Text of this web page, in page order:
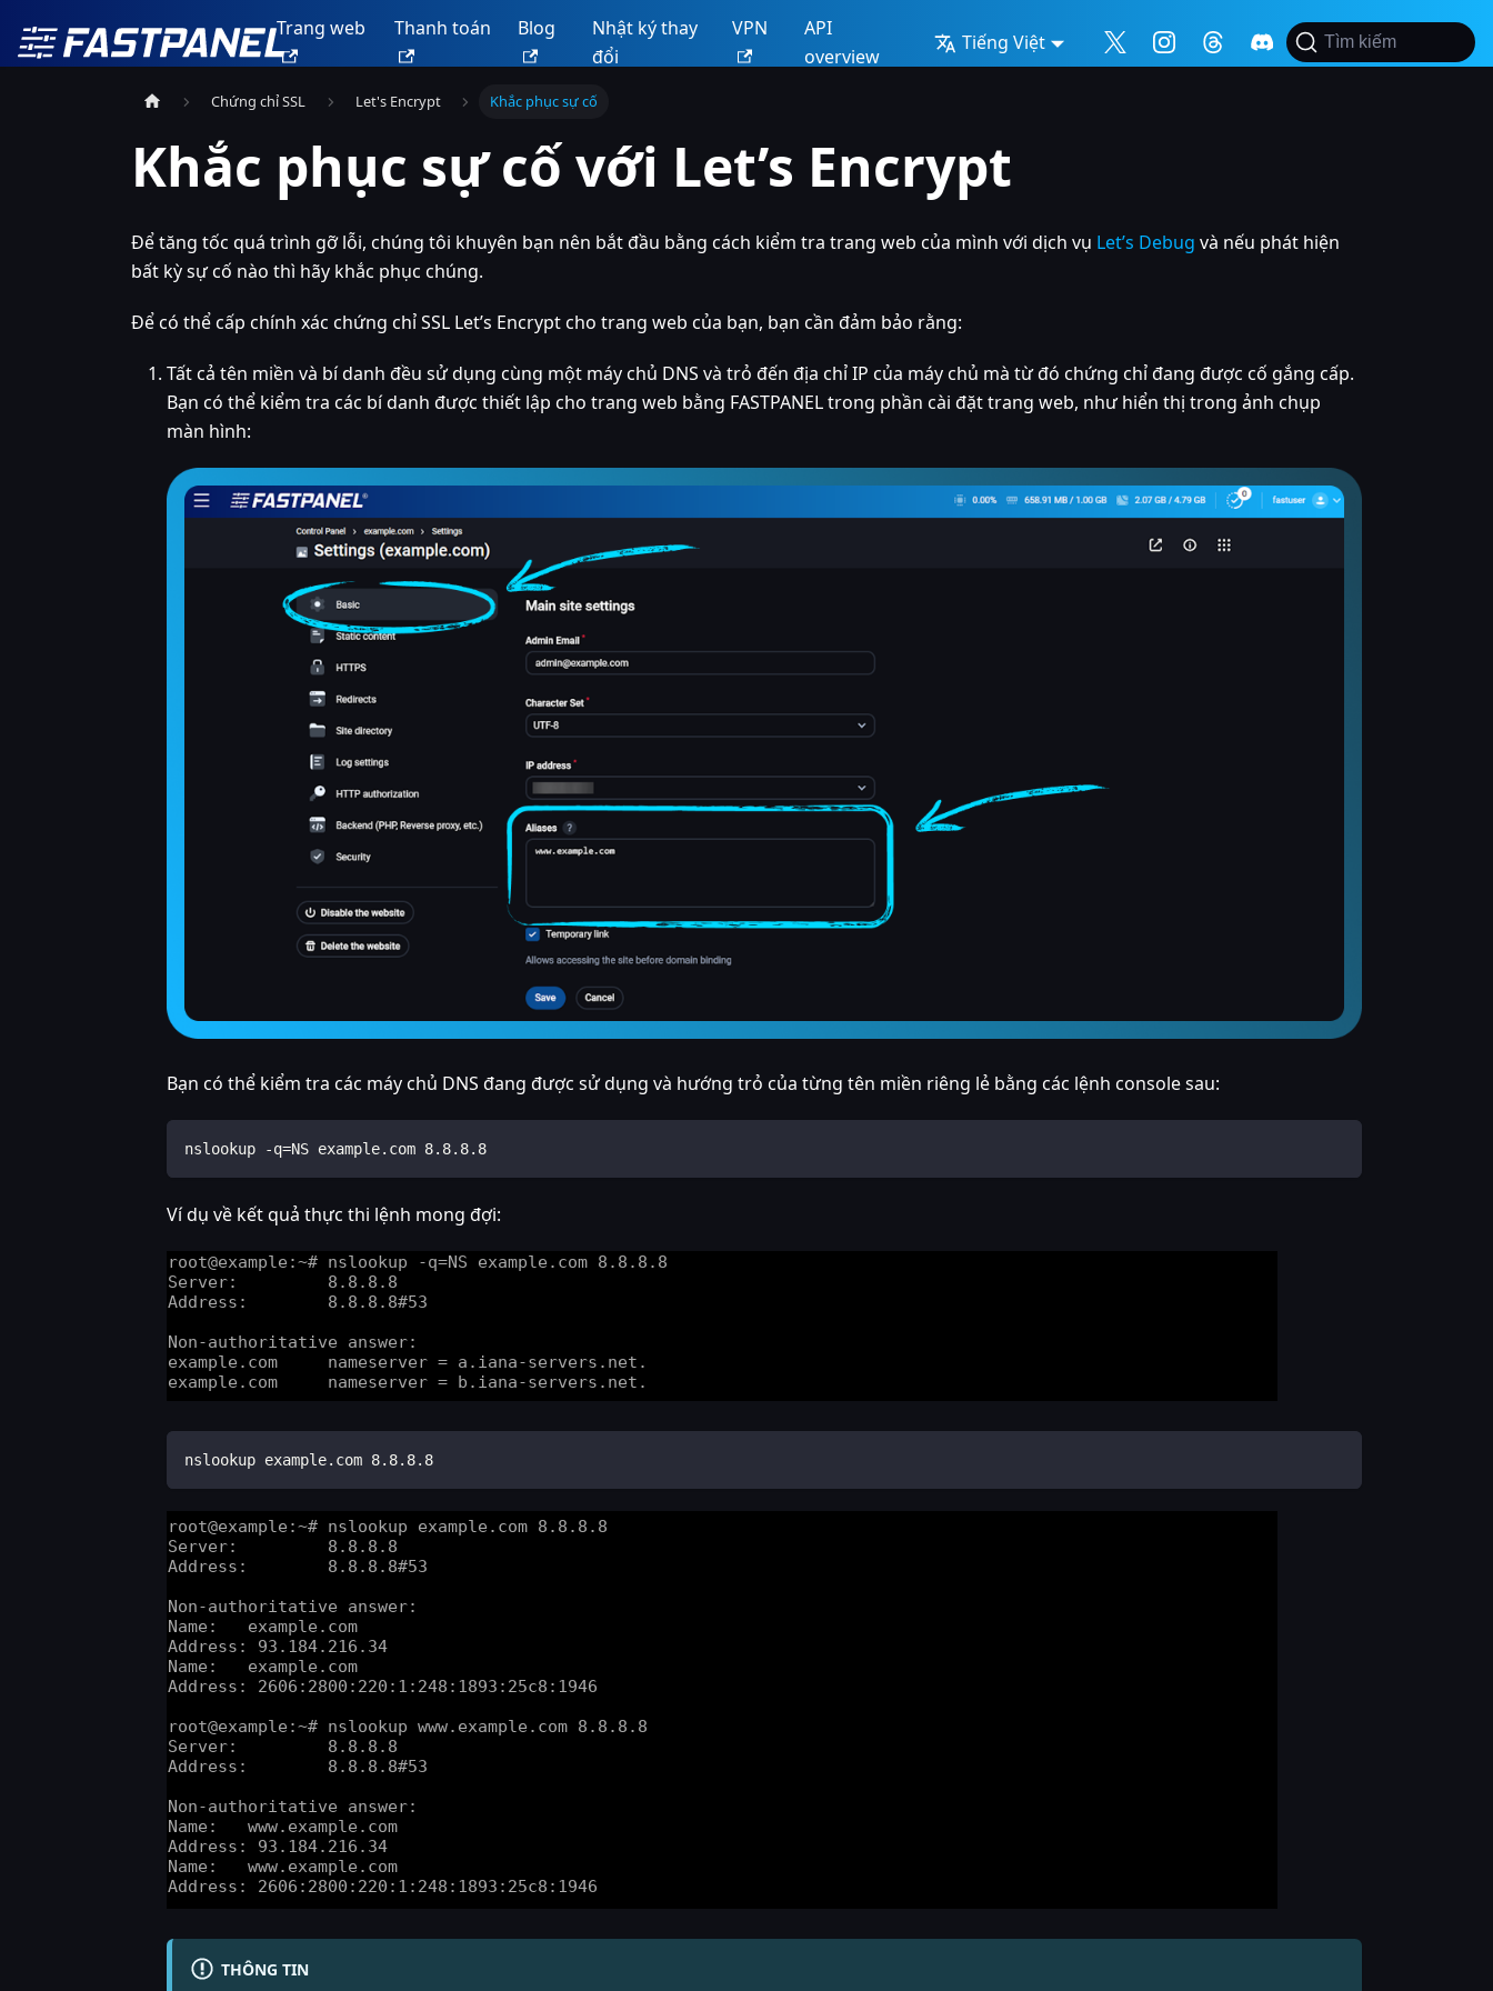
Trang web Thanh toán Blog
Nhật ký thay
đổi
VPN
API
overview
Tiếng Việt Tìm kiếm
Chứng chỉ SSL Let's Encrypt Khắc phục sự cố
Khắc phục sự cố với Let’s Encrypt
Để tăng tốc quá trình gỡ lỗi, chúng tôi khuyên bạn nên bắt đầu bằng cách kiểm tra trang web của mình với dịch vụ Let’s Debug và nếu phát hiện
bất kỳ sự cố nào thì hãy khắc phục chúng.
Để có thể cấp chính xác chứng chỉ SSL Let’s Encrypt cho trang web của bạn, bạn cần đảm bảo rằng:
Tất cả tên miền và bí danh đều sử dụng cùng một máy chủ DNS và trỏ đến địa chỉ IP của máy chủ mà từ đó chứng chỉ đang được cố gắng cấp.
Bạn có thể kiểm tra các bí danh được thiết lập cho trang web bằng FASTPANEL trong phần cài đặt trang web, như hiển thị trong ảnh chụp
màn hình:
Bạn có thể kiểm tra các máy chủ DNS đang được sử dụng và hướng trỏ của từng tên miền riêng lẻ bằng các lệnh console sau:
nslookup -q=NS example.com 8.8.8.8
Ví dụ về kết quả thực thi lệnh mong đợi:
nslookup example.com 8.8.8.8
THÔNG TIN